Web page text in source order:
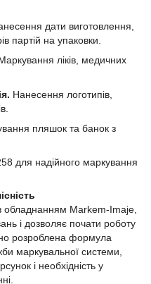
дати виготовлення,
партій на упаковки.
ліків, медичних
Нанесення логотипів,
пляшок та банок з
обладнанням Markem-Imaje,
і дозволяє почати роботу
розроблена формула
маркувальної системи,
і необхідність у